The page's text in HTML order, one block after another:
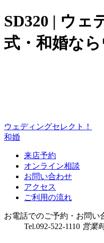
SD320 | ウ
式・和婚な
ウェディングセレクト！
和婚
来店予約
オンライン相談
お問い合わせ
アクセス
ご利用の流れ
お電話でのご予約・お問い
Tel.092-522-1110 営業